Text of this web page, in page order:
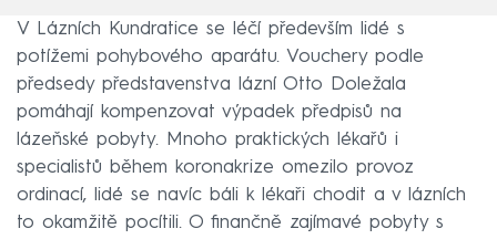
V Lázních Kundratice se léčí především lidé s
potížemi pohybového aparátu. Vouchery podle
předsedy představenstva lázní Otto Doležala
pomáhají kompenzovat výpadek předpisů na
lázeňské pobyty. Mnoho praktických lékařů i
specialistů během koronakrize omezilo provoz
ordinací, lidé se navíc báli k lékaři chodit a v lázních
to okamžitě pocítili. O finančně zajímavé pobyty s